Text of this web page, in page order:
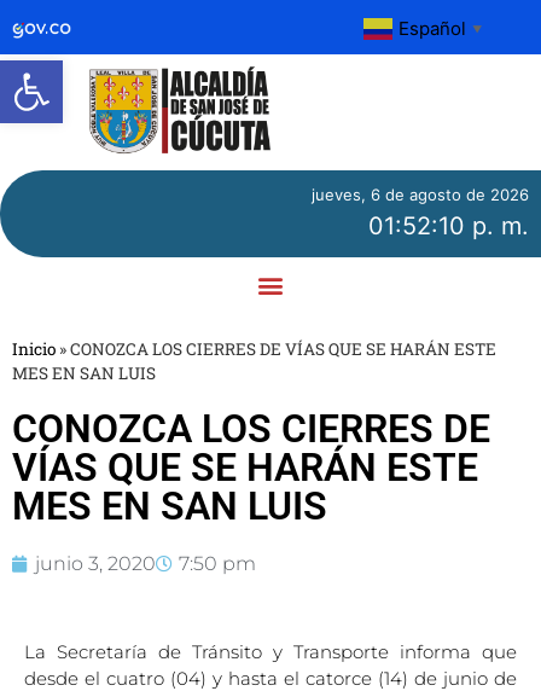
Abrir barra de herramientas
Español ▼
jueves, 6 de agosto de 2026
01:52:10 p. m.
Inicio »CONOZCA LOS CIERRES DE VÍAS QUE SE HARÁN ESTE
MES EN SAN LUIS
CONOZCA LOS CIERRES DE
VÍAS QUE SE HARÁN ESTE
MES EN SAN LUIS
junio 3, 2020 7:50 pm
La Secretaría de Tránsito y Transporte informa que
desde el cuatro (04) y hasta el catorce (14) de junio de